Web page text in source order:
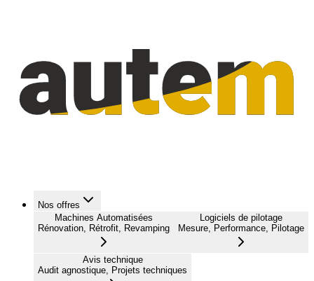
Nos offres
Machines Automatisées
Rénovation, Rétrofit, Revamping
Logiciels de pilotage
Mesure, Performance, Pilotage
Avis technique
Audit agnostique, Projets techniques